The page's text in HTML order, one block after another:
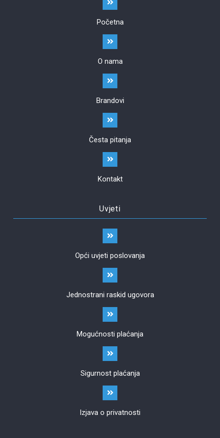
Početna
O nama
Brandovi
Česta pitanja
Kontakt
Uvjeti
Opći uvjeti poslovanja
Jednostrani raskid ugovora
Mogućnosti plaćanja
Sigurnost plaćanja
Izjava o privatnosti